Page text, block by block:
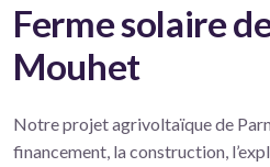
Ferme solaire
Mouhet
Notre projet agrivoltaïque de
financement, la construction,